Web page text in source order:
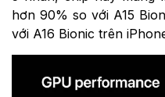
hơn 90% so với A15
với A16 Bionic trên